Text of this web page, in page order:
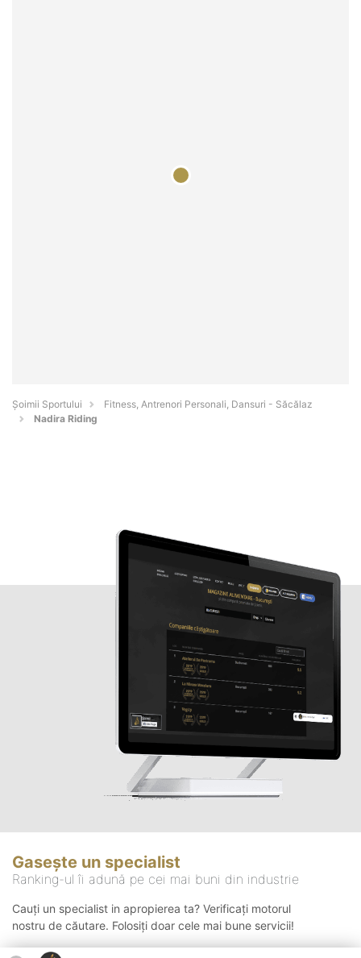
Șoimii Sportului
Fitness, Antrenori Personali, Dansuri - Săcălaz
Nadira Riding
Gasește un specialist
Ranking-ul îi adună pe cei mai buni din industrie
Cauți un specialist in apropierea ta? Verificați motorul
nostru de căutare. Folosiți doar cele mai bune servicii!